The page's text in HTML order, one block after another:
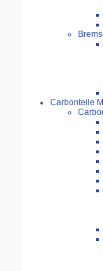
Carbonteile